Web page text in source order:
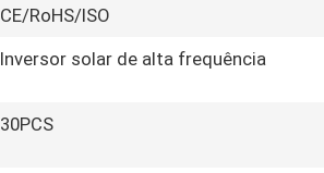
CE/RoHS/ISO
Inversor solar de alta frequência
30PCS